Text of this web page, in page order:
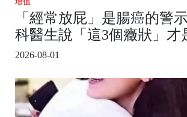
「經常放屁」是腸癌的警
科醫生說「這3個癥狀」才
2026-08-01